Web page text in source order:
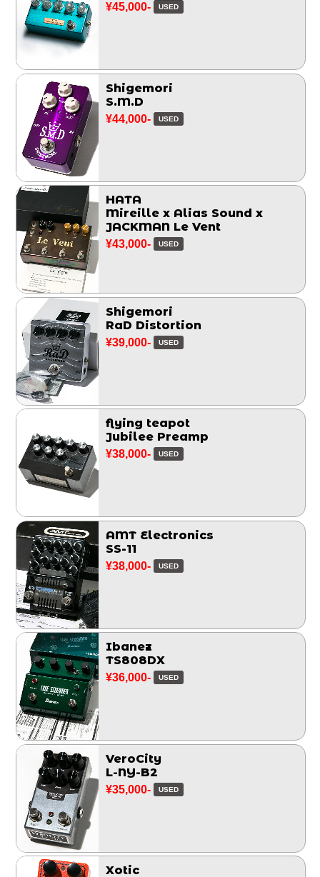
¥45,000- USED
Shigemori
S.M.D
¥44,000- USED
HATA
Mireille x Alias Sound x
JACKMAN Le Vent
¥43,000- USED
Shigemori
RaD Distortion
¥39,000- USED
flying teapot
Jubilee Preamp
¥38,000- USED
AMT Electronics
SS-11
¥38,000- USED
Ibanez
TS808DX
¥36,000- USED
VeroCity
L-NY-B2
¥35,000- USED
Xotic